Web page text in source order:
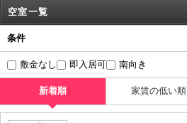
空室一覧
条件
敷金なし 即入居可 南向き
新着順 家賃の低い順